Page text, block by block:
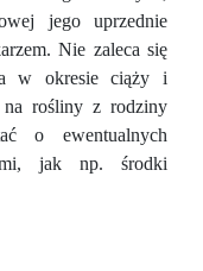
jego uprzednie
Nie zaleca się
w okresie ciąży i
rośliny z rodziny
o ewentualnych
jak np. środki